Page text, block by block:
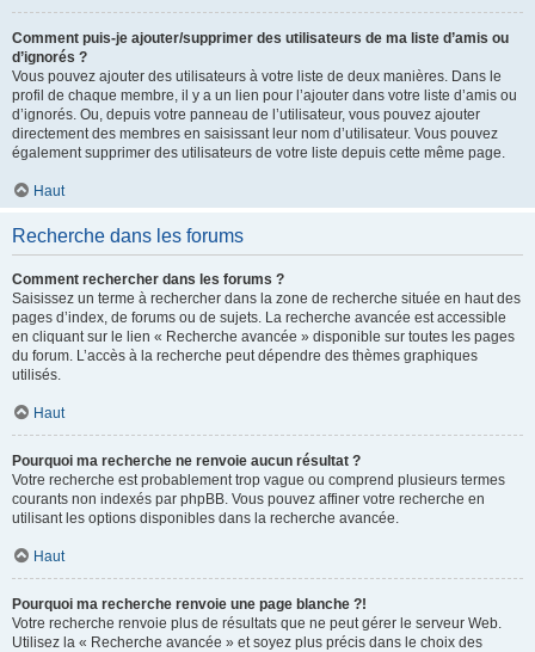
Comment puis-je ajouter/supprimer des utilisateurs de ma liste d’amis ou
d’ignorés ?
Vous pouvez ajouter des utilisateurs à votre liste de deux manières. Dans le
profil de chaque membre, il y a un lien pour l’ajouter dans votre liste d’amis ou
d’ignorés. Ou, depuis votre panneau de l’utilisateur, vous pouvez ajouter
directement des membres en saisissant leur nom d’utilisateur. Vous pouvez
également supprimer des utilisateurs de votre liste depuis cette même page.
Haut
Recherche dans les forums
Comment rechercher dans les forums ?
Saisissez un terme à rechercher dans la zone de recherche située en haut des
pages d’index, de forums ou de sujets. La recherche avancée est accessible
en cliquant sur le lien « Recherche avancée » disponible sur toutes les pages
du forum. L’accès à la recherche peut dépendre des thèmes graphiques
utilisés.
Haut
Pourquoi ma recherche ne renvoie aucun résultat ?
Votre recherche est probablement trop vague ou comprend plusieurs termes
courants non indexés par phpBB. Vous pouvez affiner votre recherche en
utilisant les options disponibles dans la recherche avancée.
Haut
Pourquoi ma recherche renvoie une page blanche ?!
Votre recherche renvoie plus de résultats que ne peut gérer le serveur Web.
Utilisez la « Recherche avancée » et soyez plus précis dans le choix des